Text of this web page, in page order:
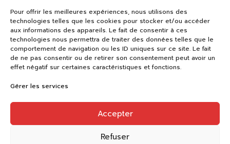
Pour offrir les meilleures expériences, nous utilisons des
technologies telles que les cookies pour stocker et/ou accéder
aux informations des appareils. Le fait de consentir à ces
technologies nous permettra de traiter des données telles que le
comportement de navigation ou les ID uniques sur ce site. Le fait
de ne pas consentir ou de retirer son consentement peut avoir un
effet négatif sur certaines caractéristiques et fonctions.
Gérer les services
Accepter
Refuser